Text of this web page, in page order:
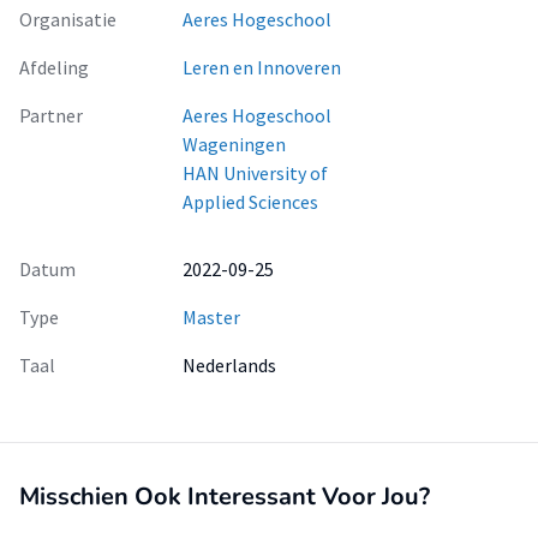
Organisatie
Aeres Hogeschool
Afdeling
Leren en Innoveren
Partner
Aeres Hogeschool
Wageningen
HAN University of
Applied Sciences
Datum
2022-09-25
Type
Master
Taal
Nederlands
Misschien Ook Interessant Voor Jou?